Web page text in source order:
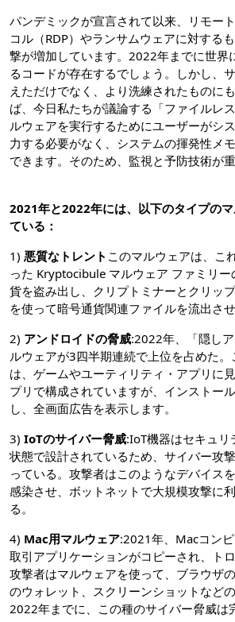
パンデミックが宣言されて以来、リモー
コル（RDP）やランサムウェアに対する
撃が増加しています。2022年までに世界
るコードが存在するでしょう。しかし、
えただけでなく、より洗練されたものに
ば、今日私たちが議論する「ファイルレ
ルウェアを実行するためにユーザーがシ
力する必要がなく、システムの揮発性メ
できます。そのため、監視と予防技術が
2021年と2022年には、以下のタイプの
ている：
1) 悪質なトレント このマルウェアは、こ
った Kryptocibule マルウェア ファミリー
貨を盗み出し、クリプトミナーとクリッ
を使って暗号通貨関連ファイルを流出させ
2) アンドロイドの脅威:2022年、「隠し
ルウェアが3四半期連続で上位を占めた
は、ゲームやユーティリティ・アプリに
プリで構成されていますが、インストー
し、全画面広告を表示します。
3) IoTのサイバー脅威:IoT機器はセキュ
状態で設計されているため、サイバー攻
っている。攻撃者はこのようなデバイス
感染させ、ボットネットで大規模攻撃に
る。
4) Mac用マルウェア:2021年、Macコン
取引アプリケーションがコピーされ、ト
攻撃者はマルウェアを使って、ブラウザ
のウォレット、スクリーンショットなど
2022年までに、この種のサイバー脅威は